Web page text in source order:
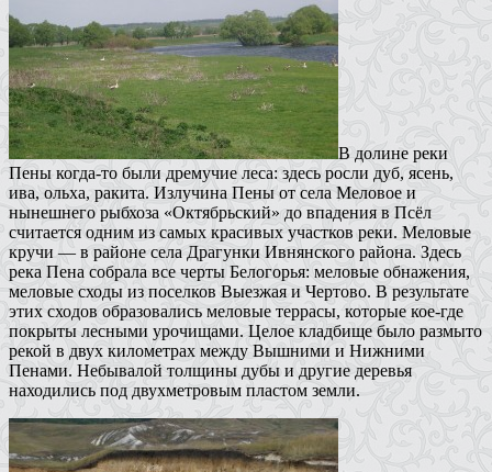
В долине реки
Пены когда-то были дремучие леса: здесь росли дуб, ясень,
ива, ольха, ракита. Излучина Пены от села Меловое и
нынешнего рыбхоза «Октябрьский» до впадения в Псёл
считается одним из самых красивых участков реки. Меловые
кручи — в районе села Драгунки Ивнянского района. Здесь
река Пена собрала все черты Белогорья: меловые обнажения,
меловые сходы из поселков Выезжая и Чертово. В результате
этих сходов образовались меловые террасы, которые кое-где
покрыты лесными урочищами. Целое кладбище было размыто
рекой в двух километрах между Вышними и Нижними
Пенами. Небывалой толщины дубы и другие деревья
находились под двухметровым пластом земли.